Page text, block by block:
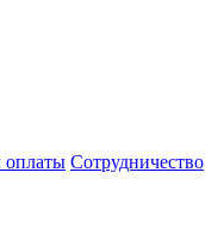
оплаты Сотрудничество